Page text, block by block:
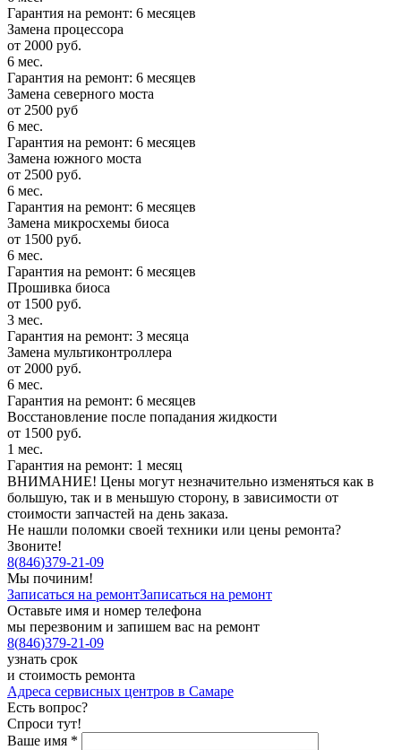
Гарантия на ремонт: 6 месяцев
Замена процессора
от 2000 руб.
6 мес.
Гарантия на ремонт: 6 месяцев
Замена северного моста
от 2500 руб
6 мес.
Гарантия на ремонт: 6 месяцев
Замена южного моста
от 2500 руб.
6 мес.
Гарантия на ремонт: 6 месяцев
Замена микросхемы биоса
от 1500 руб.
6 мес.
Гарантия на ремонт: 6 месяцев
Прошивка биоса
от 1500 руб.
3 мес.
Гарантия на ремонт: 3 месяца
Замена мультиконтроллера
от 2000 руб.
6 мес.
Гарантия на ремонт: 6 месяцев
Восстановление после попадания жидкости
от 1500 руб.
1 мес.
Гарантия на ремонт: 1 месяц
ВНИМАНИЕ! Цены могут незначительно изменяться как в
большую, так и в меньшую сторону, в зависимости от
стоимости запчастей на день заказа.
Не нашли поломки своей техники или цены ремонта?
Звоните!
8(846)379-21-09
Мы починим!
Записаться на ремонтЗаписаться на ремонт
Оставьте имя и номер телефона
мы перезвоним и запишем вас на ремонт
8(846)379-21-09
узнать срок
и стоимость ремонта
Адреса сервисных центров в Самаре
Есть вопрос?
Спроси тут!
Ваше имя *